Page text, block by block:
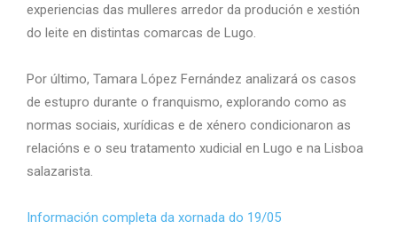
experiencias das mulleres arredor da produción e xestión
do leite en distintas comarcas de Lugo.
Por último, Tamara López Fernández analizará os casos
de estupro durante o franquismo, explorando como as
normas sociais, xurídicas e de xénero condicionaron as
relacións e o seu tratamento xudicial en Lugo e na Lisboa
salazarista.
Información completa da xornada do 19/05